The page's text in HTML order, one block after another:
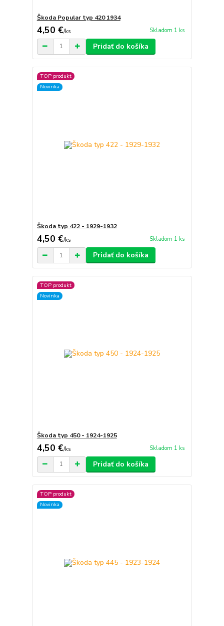
Škoda Popular typ 420 1934
4,50 €/ks Skladom 1 ks
Pridať do košíka
TOP produkt
Novinka
Škoda typ 422 - 1929-1932
4,50 €/ks Skladom 1 ks
Pridať do košíka
TOP produkt
Novinka
Škoda typ 450 - 1924-1925
4,50 €/ks Skladom 1 ks
Pridať do košíka
TOP produkt
Novinka